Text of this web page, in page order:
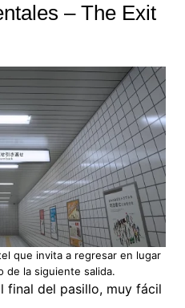
– The Exit
que invita a regresar en lugar
de la siguiente salida.
final del pasillo, muy fácil